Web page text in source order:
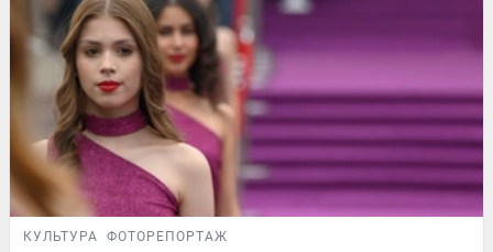
КУЛЬТУРА ФОТОРЕПОРТАЖ